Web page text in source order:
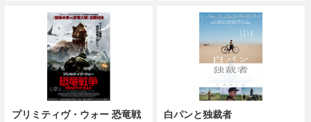
プリミティヴ・ウォー 恐竜戦
白パンと独裁者